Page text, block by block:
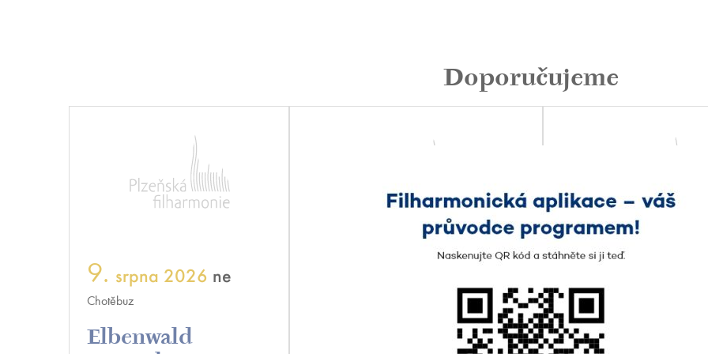
Doporučujeme
Elbenwald
9. srpna 2026 ne
Chotěbuz ne 20:30
Bad Elster
11.září 2026
König Albert Theater Bad Elster